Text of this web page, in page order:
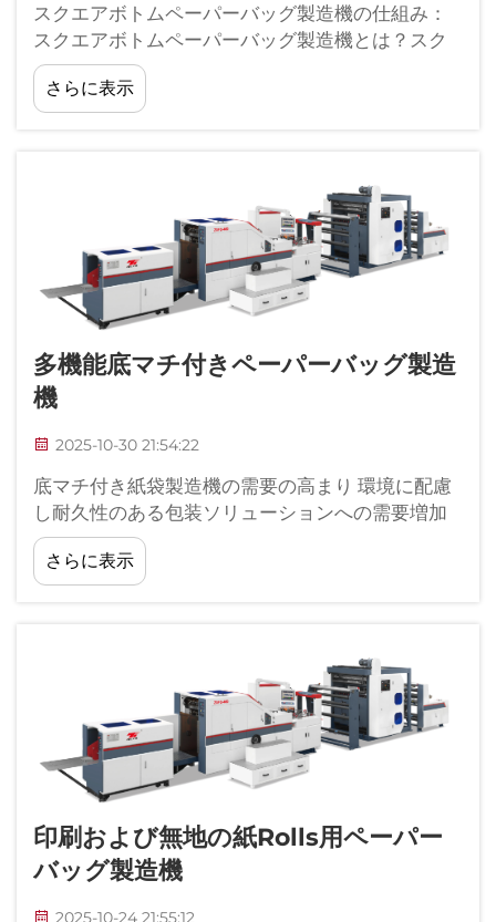
スクエアボトムペーパーバッグ製造機の仕組み：
スクエアボトムペーパーバッグ製造機とは？スク
エアボトムペーパーバッグ製造機は、今日あらゆ
る場所で見かける丈夫な小売用バッグを効率よく
製造する装置です。その特徴は…
さらに表示
多機能底マチ付きペーパーバッグ製造
機
2025-10-30 21:54:22
底マチ付き紙袋製造機の需要の高まり 環境に配慮
し耐久性のある包装ソリューションへの需要増加
世界中の国々がプラスチック袋の使用禁止を進め
ていることを受けて、企業は実際に機能する代替
品の導入を急いでいます。
さらに表示
印刷および無地の紙rolls用ペーパー
バッグ製造機
2025-10-24 21:55:12